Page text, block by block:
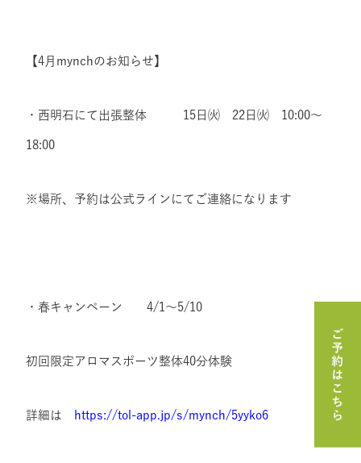
【4月mynchのお知らせ】
・西明石にて出張整体 15日㈫ 22日㈫ 10:00～
18:00
※場所、予約は公式ラインにてご連絡になります
・春キャンペーン 4/1～5/10
初回限定アロマスポーツ整体40分体験
詳細は https://tol-app.jp/s/mynch/5yyko6